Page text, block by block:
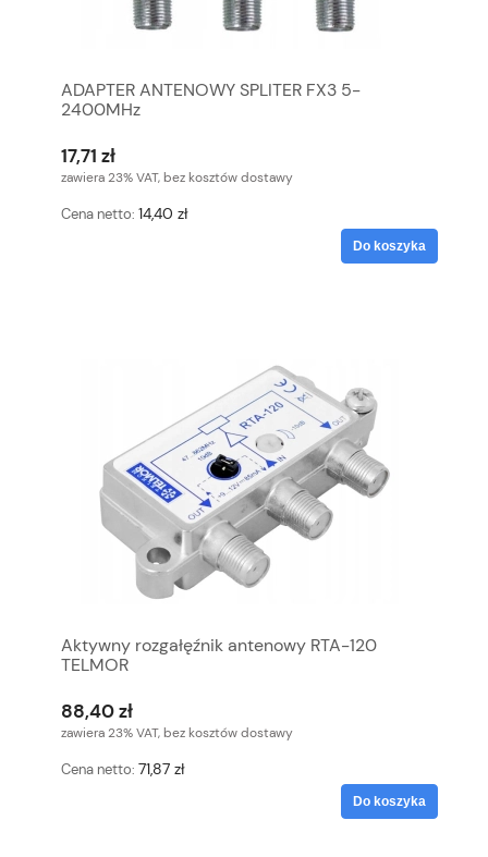
ADAPTER ANTENOWY SPLITER FX3 5-
2400MHz
17,71 zł
zawiera 23% VAT, bez kosztów dostawy
Cena netto: 14,40 zł
Do koszyka
Aktywny rozgałęźnik antenowy RTA-120
TELMOR
88,40 zł
zawiera 23% VAT, bez kosztów dostawy
Cena netto: 71,87 zł
Do koszyka